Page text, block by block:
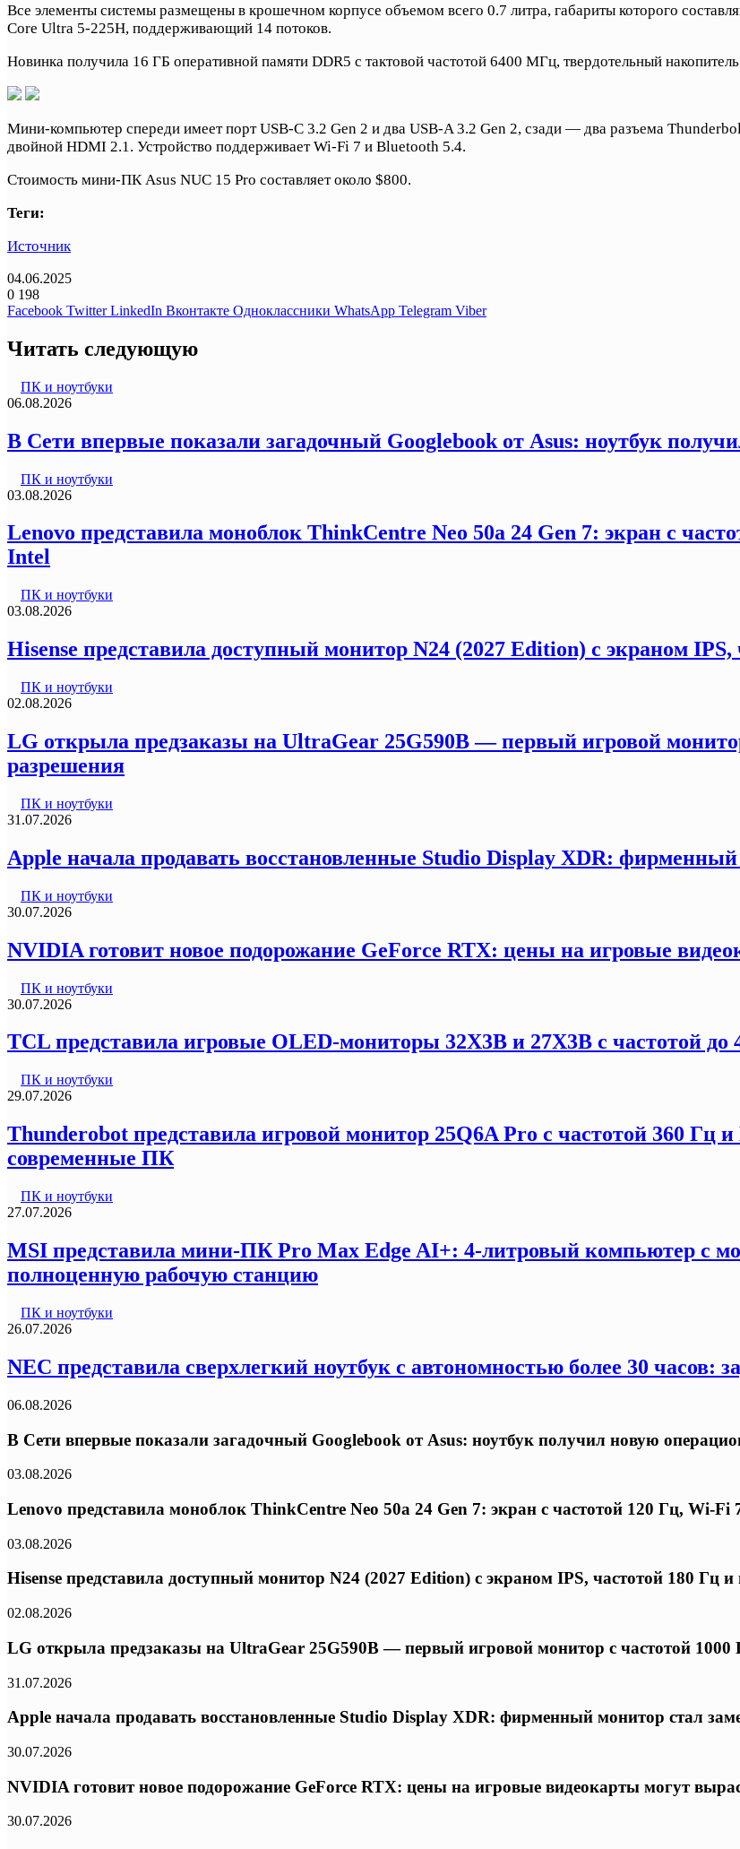
Все элементы системы размещены в крошечном корпусе объемом всего 0.7 литра, габариты которого
Core Ultra 5-225H, поддерживающий 14 потоков.
Новинка получила 16 ГБ оперативной памяти DDR5 с тактовой частотой 6400 МГц, твердотельный
Мини-компьютер спереди имеет порт USB-C 3.2 Gen 2 и два USB-A 3.2 Gen 2, сзади — два разъема
двойной HDMI 2.1. Устройство поддерживает Wi-Fi 7 и Bluetooth 5.4.
Стоимость мини-ПК Asus NUC 15 Pro составляет около $800.
Теги:
Источник
04.06.2025
0 198
Facebook Twitter LinkedIn Вконтакте Одноклассники WhatsApp Telegram Viber
Читать следующую
ПК и ноутбуки
06.08.2026
В Сети впервые показали загадочный Googlebook от Asus: ноутбук
ПК и ноутбуки
03.08.2026
Lenovo представила моноблок ThinkCentre Neo 50a 24 Gen 7: экран с
Intel
ПК и ноутбуки
03.08.2026
Hisense представила доступный монитор N24 (2027 Edition) с экраном
ПК и ноутбуки
02.08.2026
LG открыла предзаказы на UltraGear 25G590B — первый игровой
разрешения
ПК и ноутбуки
31.07.2026
Apple начала продавать восстановленные Studio Display XDR: фирменный
ПК и ноутбуки
30.07.2026
NVIDIA готовит новое подорожание GeForce RTX: цены на игровые
ПК и ноутбуки
30.07.2026
TCL представила игровые OLED-мониторы 32X3B и 27X3B с частотой до
ПК и ноутбуки
29.07.2026
Thunderobot представила игровой монитор 25Q6A Pro с частотой 360 Гц
современные ПК
ПК и ноутбуки
27.07.2026
MSI представила мини-ПК Pro Max Edge AI+: 4-литровый компьютер с
полноценную рабочую станцию
ПК и ноутбуки
26.07.2026
NEC представила сверхлегкий ноутбук с автономностью более 30 часов:
06.08.2026
В Сети впервые показали загадочный Googlebook от Asus: ноутбук получил новую
03.08.2026
Lenovo представила моноблок ThinkCentre Neo 50a 24 Gen 7: экран с частотой 120 Гц, Wi-
03.08.2026
Hisense представила доступный монитор N24 (2027 Edition) с экраном IPS, частотой 180 Гц
02.08.2026
LG открыла предзаказы на UltraGear 25G590B — первый игровой монитор с частотой 1000
31.07.2026
Apple начала продавать восстановленные Studio Display XDR: фирменный монитор стал
30.07.2026
NVIDIA готовит новое подорожание GeForce RTX: цены на игровые видеокарты могут
30.07.2026